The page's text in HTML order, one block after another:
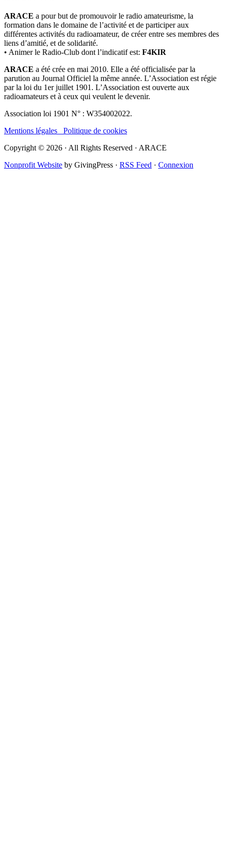
ARACE a pour but de promouvoir le radio amateurisme, la
formation dans le domaine de l’activité et de participer aux
différentes activités du radioamateur, de créer entre ses membres des
liens d’amitié, et de solidarité.
• Animer le Radio-Club dont l’indicatif est: F4KIR
ARACE a été crée en mai 2010. Elle a été officialisée par la
parution au Journal Officiel la même année. L’Association est régie
par la loi du 1er juillet 1901. L’Association est ouverte aux
radioamateurs et à ceux qui veulent le devenir.
Association loi 1901 N° : W354002022.
Mentions légales Politique de cookies
Copyright © 2026 · All Rights Reserved · ARACE
Nonprofit Website by GivingPress · RSS Feed · Connexion